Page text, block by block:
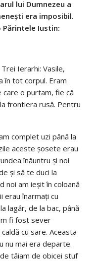
lui Dumnezeu a
era imposibil.
Iustin:
Ierarhi: Vasile,
în tot corpul. Eram
care o purtam, fie că
frontiera rusă. Pentru
complet uzi până la
aceste şosete erau
înăuntru şi noi
şi să te duci la
noi am ieşit în coloană
erau înarmaţi cu
lagăr, de la bac, până
fi fost sever
cu sare. Aceasta
nu mai era departe.
tăiam de obicei stuf